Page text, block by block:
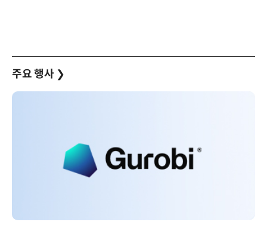
주요 행사 ❯